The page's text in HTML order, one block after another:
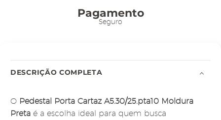
Pagamento
Seguro
DESCRIÇÃO COMPLETA
O Pedestal Porta Cartaz A5.30/25.pta10 Moldura
Preta é a escolha ideal para quem busca